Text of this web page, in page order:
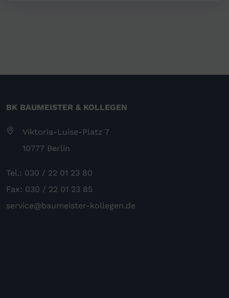
BK BAUMEISTER & KOLLEGEN
Viktoria-Luise-Platz 7
10777 Berlin
Tel.: 030 / 22 01 23 80
Fax: 030 / 22 01 23 85
service@baumeister-kollegen.de